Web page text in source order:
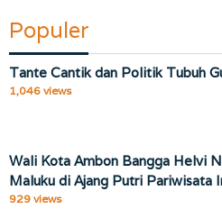
Populer
Tante Cantik dan Politik Tubuh
1,046 views
Wali Kota Ambon Bangga Helvi
Maluku di Ajang Putri Pariwisata
929 views